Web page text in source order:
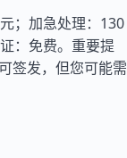
；加急处理：130
：免费。重要提
签发，但您可能需